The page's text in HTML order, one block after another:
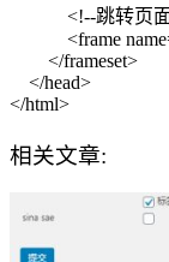
<!--跳转页
<frame name
</frameset>
</head>
</html>
相关文章: